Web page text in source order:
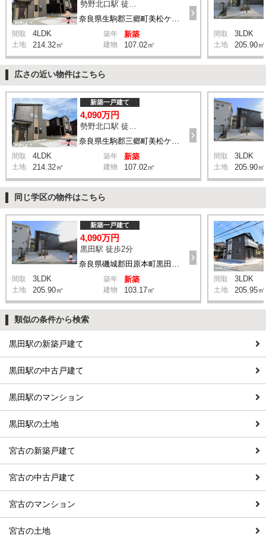
間取 4LDK 築年 新築
土地 214.32㎡ 建物 107.02㎡
間取 3LDK
土地 205.90㎡
広さの近い物件はこちら
奈良県生駒郡三郷町美松ケ丘西2丁目8-11付近
新築一戸建て
4,090万円
勢野北口駅 徒歩11分
間取 4LDK 築年 新築
土地 214.32㎡ 建物 107.02㎡
間取 3LDK
土地 205.90㎡
同じ学区の物件はこちら
新築一戸建て
4,090万円
黒田駅 徒歩2分
間取 3LDK 築年 新築
土地 205.90㎡ 建物 103.17㎡
間取 3LDK
土地 205.95㎡
類似の条件から検索
黒田駅の新築戸建て
黒田駅の中古戸建て
黒田駅のマンション
黒田駅の土地
宮古の新築戸建て
宮古の中古戸建て
宮古のマンション
宮古の土地